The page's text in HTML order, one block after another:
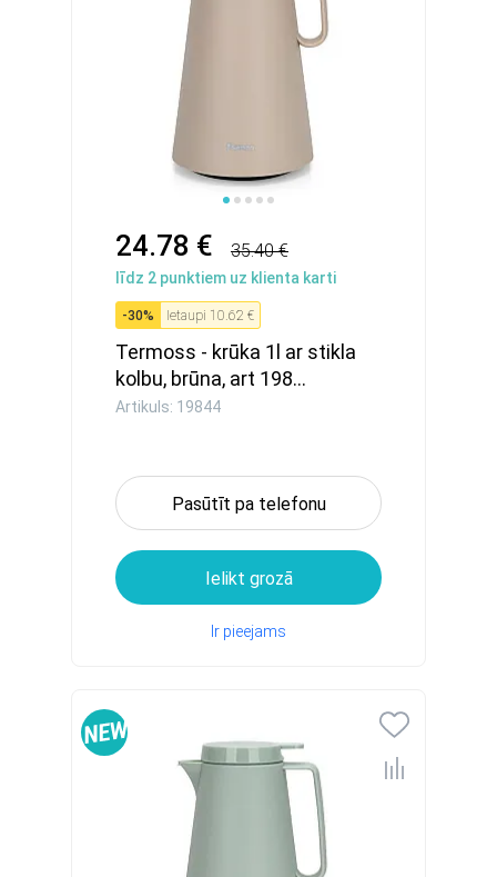
24.78 € 35.40 €
līdz 2 punktiem uz klienta karti
-30% Ietaupi 10.62 €
Termoss - krūka 1l ar stikla
kolbu, brūna, art 198...
Artikuls: 19844
Pasūtīt pa telefonu
Ielikt grozā
Ir pieejams